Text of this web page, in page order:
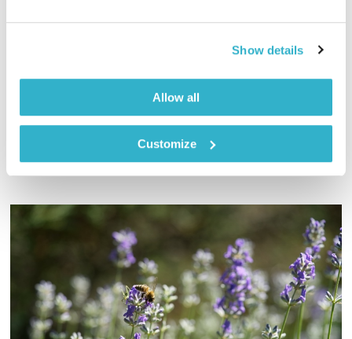
Show details
Allow all
Customize
ארקדי דוכין ועמית שלו מגישים שעתיים של מוזיקה ושיחות בראי
באולפן: ירמי קפלן